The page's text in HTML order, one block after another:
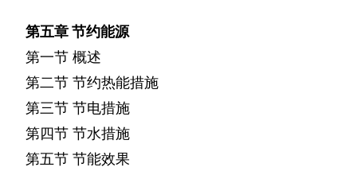
第五章节约能源
第一节 概述
第二节 节约热能措施
第三节 节电措施
第四节 节水措施
第五节 节能效果